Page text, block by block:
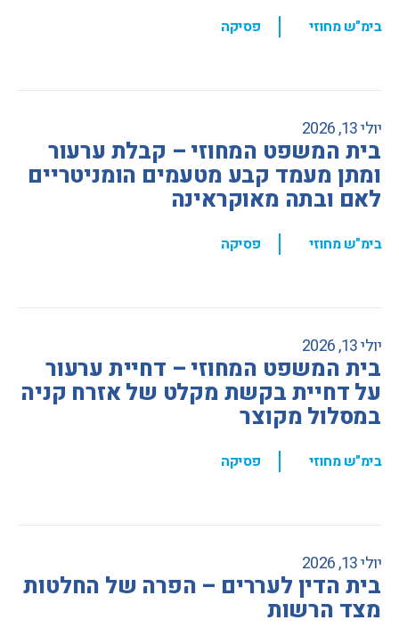
בימ"ש מחוזי , פסיקה
יולי 13, 2026
בית המשפט המחוזי – קבלת ערעור
ומתן מעמד קבע מטעמים הומניטריים
לאם ובתה מאוקראינה
בימ"ש מחוזי , פסיקה
יולי 13, 2026
בית המשפט המחוזי – דחיית ערעור
על דחיית בקשת מקלט של אזרח קניה
במסלול מקוצר
בימ"ש מחוזי , פסיקה
יולי 13, 2026
בית הדין לעררים – הפרה של החלטות
מצד הרשות